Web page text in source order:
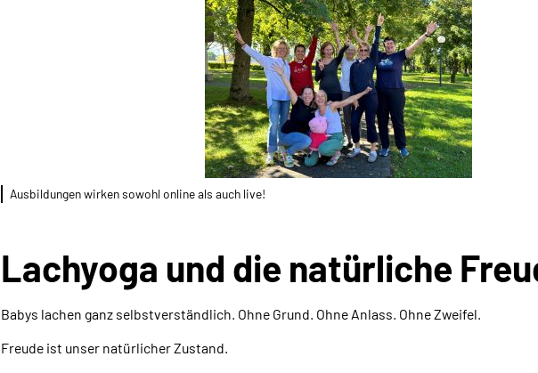
Ausbildungen wirken sowohl online als auch live!
Lachyoga und die natürliche
Babys lachen ganz selbstverständlich. Ohne Grund. Ohne Anlass. Ohne Zweifel.
Freude ist unser natürlicher Zustand.